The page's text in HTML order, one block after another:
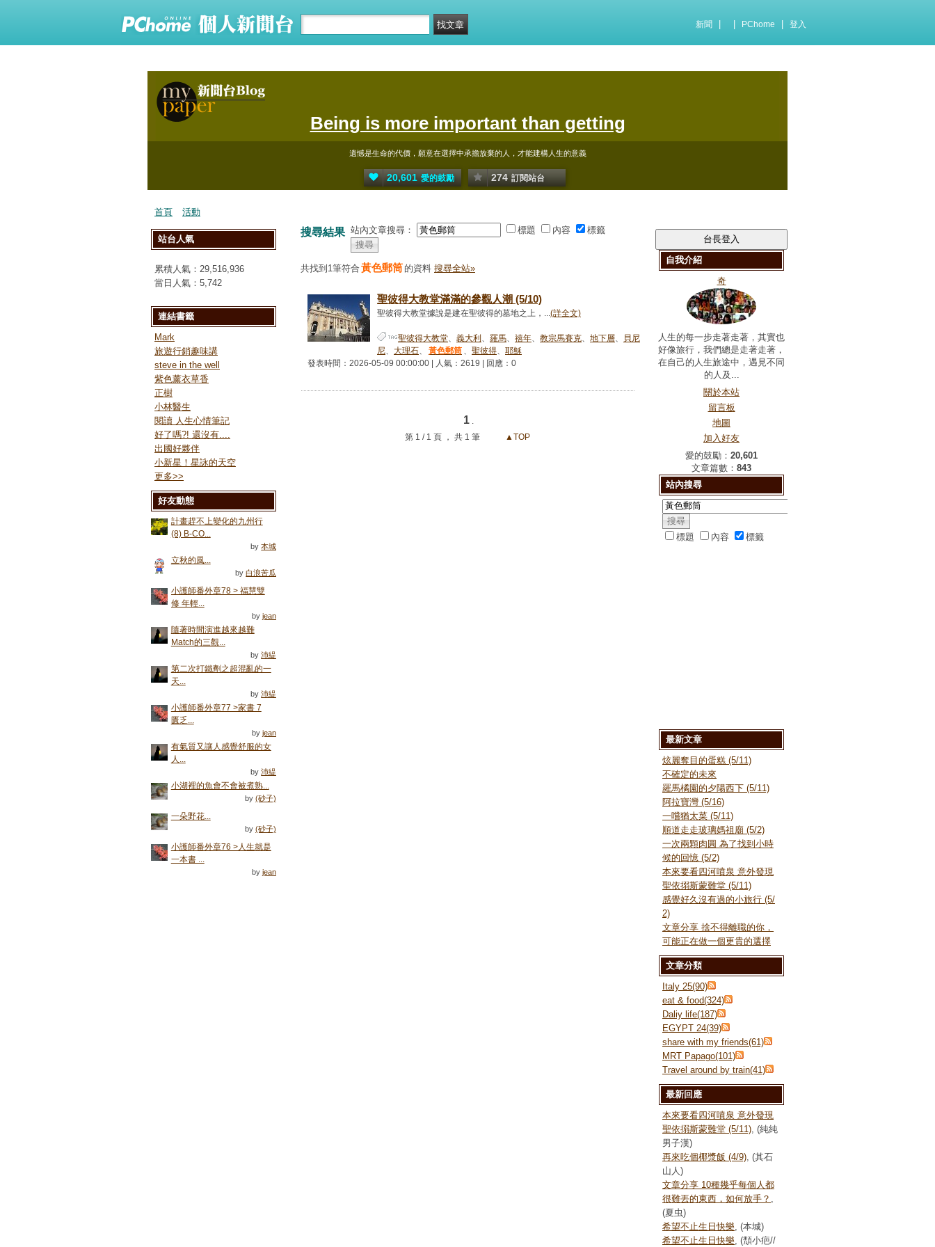
新聞 PChome 登入
Being is more important than getting
遺憾是生命的代價，願意在選擇中承擔放棄的人，才能建構人生的意義
20,601 愛的鼓勵 274 訂閱站台
首頁 活動
搜尋結果 站內文章搜尋： 標題 內容 標籤
共找到1筆符合 黃色郵筒 的資料 搜尋全站»
聖彼得大教堂滿滿的參觀人潮 (5/10)
聖彼得大教堂據說是建在聖彼得的墓地之上，...(詳全文)
聖彼得大教堂、 義大利 、 羅馬、 禧年、 教宗馬賽克、 地下層、
貝尼
尼、 大理石、 黃色郵筒 、 聖彼得、 耶穌
發表時間：2026-05-09 00:00:00 | 人氣：2619 | 回應：0
1 .
第 1 / 1 頁 ， 共 1 筆
▲TOP
自我介紹
奇
人生的每一步走著走著，其實也
好像旅行，我們總是走著走著，
在自己的人生旅途中，遇見不同
的人及...
關於本站
留言板
地圖
加入好友
愛的鼓勵： 20,601
文章篇數： 843
站內搜尋
標題 內容 標籤
最新文章
炫麗奪目的蛋糕 (5/11)
不確定的未來
羅馬橘園的夕陽西下 (5/11)
阿拉寶灣 (5/16)
一嚐猶太菜 (5/11)
順道走走玻璃媽祖廟 (5/2)
一次兩顆肉圓 為了找到小時
候的回憶 (5/2)
本來要看四河噴泉 意外發現
聖依搦斯蒙難堂 (5/11)
感覺好久沒有過的小旅行 (5/
2)
文章分享 捨不得離職的你，
可能正在做一個更貴的選擇
文章分類
Italy 25(90)
eat & food(324)
Daliy life(187)
EGYPT 24(39)
share with my friends(61)
MRT Papago(101)
Travel around by train(41)
最新回應
本來要看四河噴泉 意外發現
聖依搦斯蒙難堂 (5/11) , (純純
男子漢)
再來吃個椰漿飯 (4/9) , (其石
山人)
文章分享 10種幾乎每個人都
很難丟的東西，如何放手？
(夏虫)
希望不止生日快樂 , (本城)
希望不止生日快樂 , (頹小疤//
站台人氣
累積人氣： 29,516,936
當日人氣： 5,742
連結書籤
Mark
旅遊行銷趣味講
steve in the well
紫色薰衣草香
正樹
小林醫生
閱讀 人生心情筆記
好了嗎?! 還沒有....
出國好夥伴
小新星！星詠的天空
更多>>
好友動態
計畫趕不上變化的九州行
(8) B-CO...
by本城
立秋的風...
by白浪苦瓜
小護師番外章78 > 福慧雙
修 年輕...
byjean
隨著時間演進越來越難
Match的三觀...
by沛緹
第二次打鐵劑之超混亂的一
天...
by沛緹
小護師番外章77 >家書 7
匱乏...
byjean
有氣質又讓人感覺舒服的女
人...
by沛緹
小湖裡的魚會不會被煮熟...
by(砂子)
一朵野花...
by(砂子)
小護師番外章76 >人生就是
一本書 ...
byjean